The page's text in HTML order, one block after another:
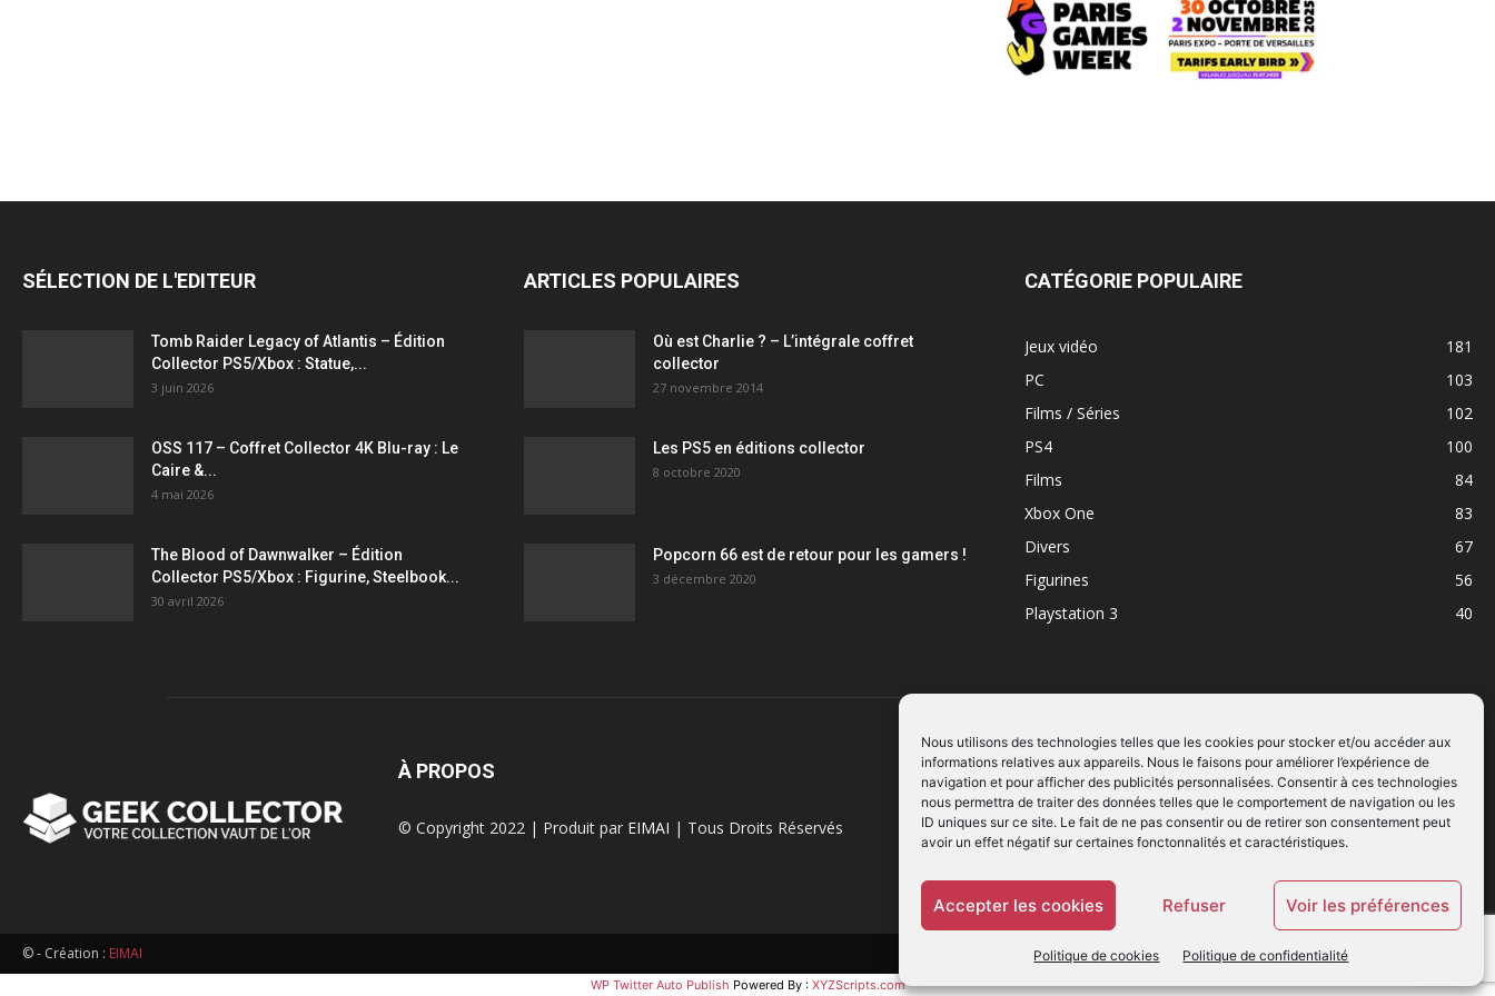
Nous utilisons des technologies telles que les cookies pour stocker et/ou accéder aux
informations relatives aux appareils. Nous le faisons pour améliorer l’expérience de
navigation et pour afficher des publicités personnalisées. Consentir à ces technologies
nous permettra de traiter des données telles que le comportement de navigation ou les
ID uniques sur ce site. Le fait de ne pas consentir ou de retirer son consentement peut
avoir un effet négatif sur certaines fonctonnalités et caractéristiques.
Accepter les cookies Refuser Voir les préférences
Politique de cookies Politique de confidentialité
statuettes
SÉLECTION DE L'EDITEUR
Tomb Raider Legacy of Atlantis – Édition
Collector PS5/Xbox : Statue,...
3 juin 2026
OSS 117 – Coffret Collector 4K Blu-ray : Le
Caire &...
4 mai 2026
The Blood of Dawnwalker – Édition
Collector PS5/Xbox : Figurine, Steelbook...
30 avril 2026
ARTICLES POPULAIRES
Où est Charlie ? – L’intégrale coffret
collector
27 novembre 2014
Les PS5 en éditions collector
8 octobre 2020
Popcorn 66 est de retour pour les gamers !
3 décembre 2020
CATÉGORIE POPULAIRE
Jeux vidéo
181
PC
103
Films / Séries
102
PS4
100
Films
84
Xbox One
83
Divers
67
Figurines
56
Playstation 3
40
À PROPOS
© Copyright 2022 | Produit par EIMAI | Tous Droits Réservés
SUIVEZ NOUS
© - Création : EIMAI
WP Twitter Auto Publish Powered By : XYZScripts.com